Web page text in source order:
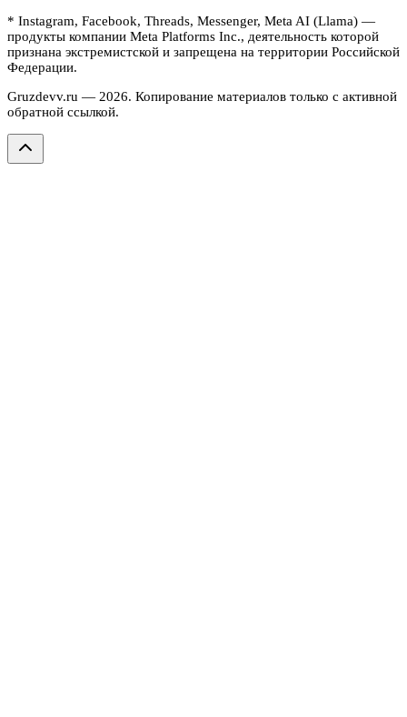
* Instagram, Facebook, Threads, Messenger, Meta AI (Llama) —
продукты компании Meta Platforms Inc., деятельность которой
признана экстремистской и запрещена на территории Российской
Федерации.
Gruzdevv.ru — 2026. Копирование материалов только с активной
обратной ссылкой.